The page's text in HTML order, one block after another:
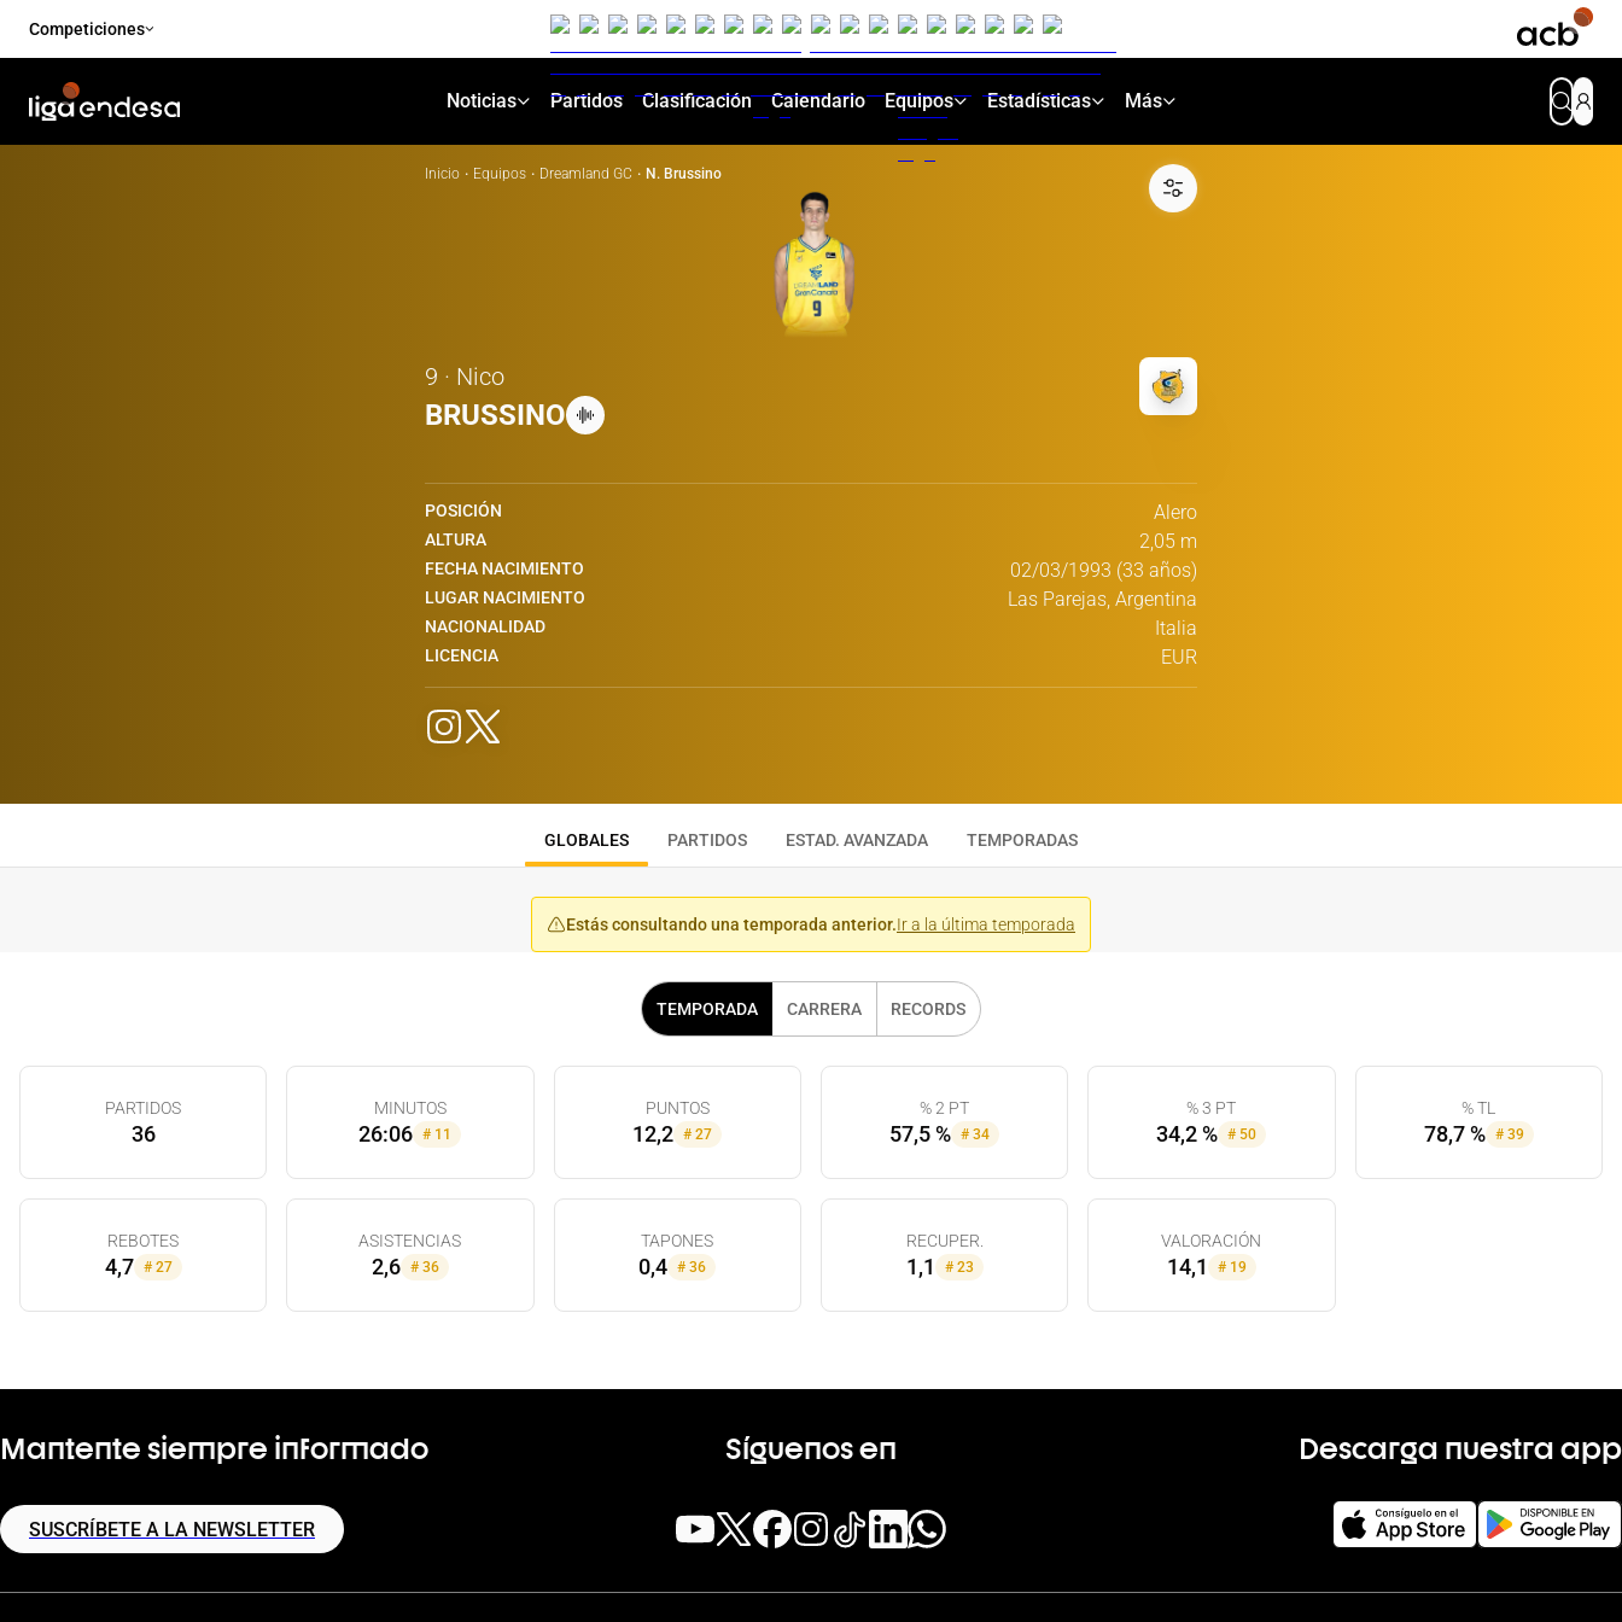
Competiciones
Noticias Partidos Clasificación Calendario Equipos Estadísticas Más
Inicio · Equipos · Dreamland GC · N. Brussino
9 · Nico
BRUSSINO
POSICIÓN Alero
ALTURA 2,05 m
FECHA NACIMIENTO 02/03/1993 (33 años)
LUGAR NACIMIENTO Las Parejas, Argentina
NACIONALIDAD Italia
LICENCIA EUR
GLOBALES PARTIDOS ESTAD. AVANZADA TEMPORADAS
Estás consultando una temporada anterior.Ir a la última temporada
TEMPORADA CARRERA RECORDS
PARTIDOS
36
MINUTOS
26:06 # 11
PUNTOS
12,2 #27
% 2 PT
57,5 % #34
% 3 PT
34,2 % #50
% TL
78,7 % # 39
REBOTES
4,7 # 27
ASISTENCIAS
2,6 # 36
TAPONES
0,4 #36
RECUPER.
1,1 # 23
VALORACIÓN
14,1 # 19
Mantente siempre informado
SUSCRÍBETE A LA NEWSLETTER
Síguenos en Descarga nuestra app